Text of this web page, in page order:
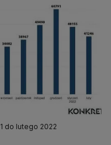
do lutego 2022